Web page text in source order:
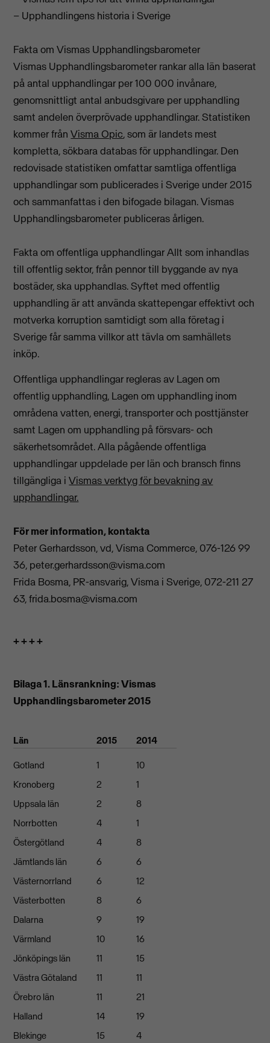
– Upphandlingens historia i Sverige
Fakta om Vismas Upphandlingsbarometer
Vismas Upphandlingsbarometer rankar alla län baserat
på antal upphandlingar per 100 000 invånare,
genomsnittligt antal anbudsgivare per upphandling
samt andelen överprövade upphandlingar. Statistiken
kommer frånVisma Opic, som är landets mest
kompletta, sökbara databas för upphandlingar. Den
redovisade statistiken omfattar samtliga offentliga
upphandlingar som publicerades i Sverige under 2015
och sammanfattas i den bifogade bilagan. Vismas
Upphandlingsbarometer publiceras årligen.
Fakta om offentliga upphandlingar Allt som inhandlas
till offentlig sektor, från pennor till byggande av nya
bostäder, ska upphandlas. Syftet med offentlig
upphandling är att använda skattepengar effektivt och
motverka korruption samtidigt som alla företag i
Sverige får samma villkor att tävla om samhällets
inköp.
Offentliga upphandlingar regleras av Lagen om
offentlig upphandling, Lagen om upphandling inom
områdena vatten, energi, transporter och posttjänster
samt Lagen om upphandling på försvars- och
säkerhetsområdet. Alla pågående offentliga
upphandlingar uppdelade per län och bransch finns
tillgängliga iVismas verktyg för bevakning av
upphandlingar.
För mer information, kontakta
Peter Gerhardsson, vd, Visma Commerce, 076-126 99
36, peter.gerhardsson@visma.com
Frida Bosma, PR-ansvarig, Visma i Sverige, 072-211 27
63,frida.bosma@visma.com
+ + + +
Bilaga 1. Länsrankning: Vismas
Upphandlingsbarometer 2015
Län 2015 2014
Gotland 1
10
Kronoberg
2
1
Uppsala län
2
8
Norrbotten
4
1
Östergötland
4
8
Jämtlands län
6
6
Västernorrland
6
12
Västerbotten
8
6
Dalarna
9
19
Värmland
10
16
Jönköpings län
11
15
Västra Götaland
11
11
Örebro län
11
21
Halland
14
19
Blekinge
15
4